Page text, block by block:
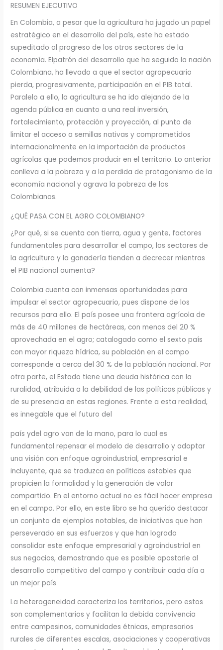
RESUMEN EJECUTIVO
En Colombia, a pesar que la agricultura ha jugado un papel
estratégico en el desarrollo del país, este ha estado
supeditado al progreso de los otros sectores de la
economía. Elpatrón del desarrollo que ha seguido la nación
Colombiana, ha llevado a que el sector agropecuario
pierda, progresivamente, participación en el PIB total.
Paralelo a ello, la agricultura se ha ido alejando de la
agenda pública en cuanto a una real inversión,
fortalecimiento, protección y proyección, al punto de
limitar el acceso a semillas nativas y comprometidos
internacionalmente en la importación de productos
agrícolas que podemos producir en el territorio. Lo anterior
conlleva a la pobreza y a la perdida de protagonismo de la
economía nacional y agrava la pobreza de los
Colombianos.
¿QUÉ PASA CON EL AGRO COLOMBIANO?
¿Por qué, si se cuenta con tierra, agua y gente, factores
fundamentales para desarrollar el campo, los sectores de
la agricultura y la ganadería tienden a decrecer mientras
el PIB nacional aumenta?
Colombia cuenta con inmensas oportunidades para
impulsar el sector agropecuario, pues dispone de los
recursos para ello. El país posee una frontera agrícola de
más de 40 millones de hectáreas, con menos del 20 %
aprovechada en el agro; catalogado como el sexto país
con mayor riqueza hídrica, su población en el campo
corresponde a cerca del 30 % de la población nacional. Por
otra parte, el Estado tiene una deuda histórica con la
ruralidad, atribuida a la debilidad de las políticas públicas y
de su presencia en estas regiones. Frente a esta realidad,
es innegable que el futuro del
país ydel agro van de la mano, para lo cual es
fundamental repensar el modelo de desarrollo y adoptar
una visión con enfoque agroindustrial, empresarial e
incluyente, que se traduzca en políticas estables que
propicien la formalidad y la generación de valor
compartido. En el entorno actual no es fácil hacer empresa
en el campo. Por ello, en este libro se ha querido destacar
un conjunto de ejemplos notables, de iniciativas que han
perseverado en sus esfuerzos y que han logrado
consolidar este enfoque empresarial y agroindustrial en
sus negocios, demostrando que es posible apostarle al
desarrollo competitivo del campo y contribuir cada día a
un mejor país
La heterogeneidad caracteriza los territorios, pero estos
son complementarios y facilitan la debida convivencia
entre campesinos, comunidades étnicas, empresarios
rurales de diferentes escalas, asociaciones y cooperativas